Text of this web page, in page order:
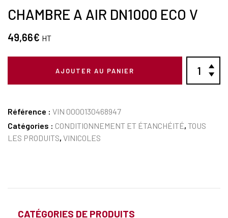
CHAMBRE A AIR DN1000 ECO V
49,66€ HT
AJOUTER AU PANIER
Référence : VIN 0000130468947
Catégories : CONDITIONNEMENT ET ÉTANCHÉITÉ, TOUS
LES PRODUITS, VINICOLES
CATÉGORIES DE PRODUITS